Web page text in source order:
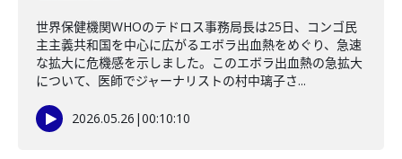
世界保健機関WHOのテドロス事務局長は25日、コンゴ民
主主義共和国を中心に広がるエボラ出血熱をめぐり、急速
な拡大に危機感を示しました。このエボラ出血熱の急拡大
について、医師でジャーナリストの村中璃子さ...
2026.05.26 |00:10:10